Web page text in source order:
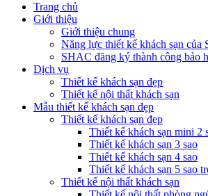
Trang chủ
Giới thiệu
Giới thiệu chung
Năng lực thiết kế khách sạn của
SHAC đăng ký thành công bảo
Dịch vụ
Thiết kế khách sạn đẹp
Thiết kế nội thất khách sạn
Mẫu thiết kế khách sạn đẹp
Thiết kế khách sạn đẹp
Thiết kế khách sạn mini 2
Thiết kế khách sạn 3 sao
Thiết kế khách sạn 4 sao
Thiết kế khách sạn 5 sao
Thiết kế nội thất khách sạn